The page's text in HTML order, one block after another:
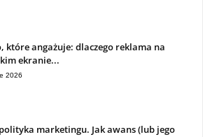
które angażuje: dlaczego reklama na
ekranie...
2026
marketingu. Jak awans (lub jego